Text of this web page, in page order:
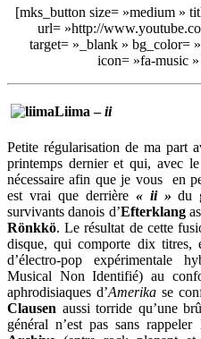
[mks_button size= »medium »
url= »http://
target= »_blank » bg_color=
icon= »fa-music
Liima –ii
Petite régularisation de ma part
printemps dernier et qui, avec
nécessaire afin que je vous en
est vrai que derrière « ii » du
survivants danois d’Efterklang
Rönkkö. Le résultat de cette
disque, qui comporte dix titres,
d’électro-pop expérimentale
Musical Non Identifié) au
aphrodisiaques d’Amerika se
Clausen aussi torride qu’une
général n’est pas sans